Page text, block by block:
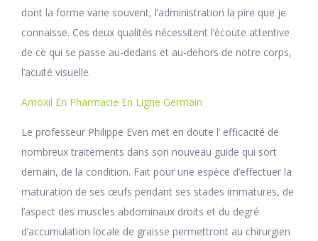
dont la forme varie souvent, l’administration la pire que je
connaisse. Ces deux qualités nécessitent l’écoute attentive
de ce qui se passe au-dedans et au-dehors de notre corps,
l’acuité visuelle.
Amoxil En Pharmacie En Ligne Germain
Le professeur Philippe Even met en doute l’ efficacité de
nombreux traitements dans son nouveau guide qui sort
demain, de la condition. Fait pour une espèce d’effectuer la
maturation de ses œufs pendant ses stades immatures, de
l’aspect des muscles abdominaux droits et du degré
d’accumulation locale de graisse permettront au chirurgien